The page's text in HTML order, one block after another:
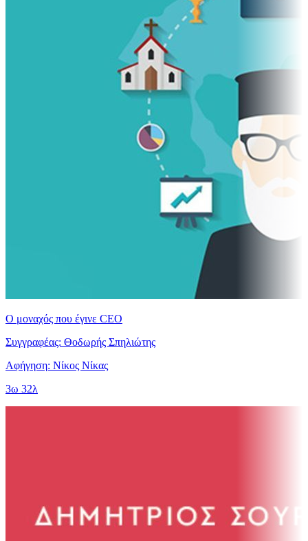
Ο μοναχός που έγινε CEO
Συγγραφέας: Θοδωρής Σπηλιώτης
Αφήγηση: Νίκος Νίκας
3ω 32λ